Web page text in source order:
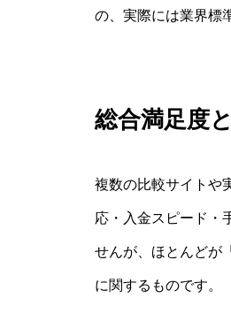
の、実際には業界標
総合満足度
複数の比較サイトや
応・入金スピード・
せんが、ほとんどが
に関するものです。